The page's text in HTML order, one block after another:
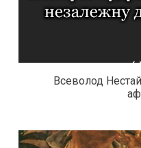
Всеволод